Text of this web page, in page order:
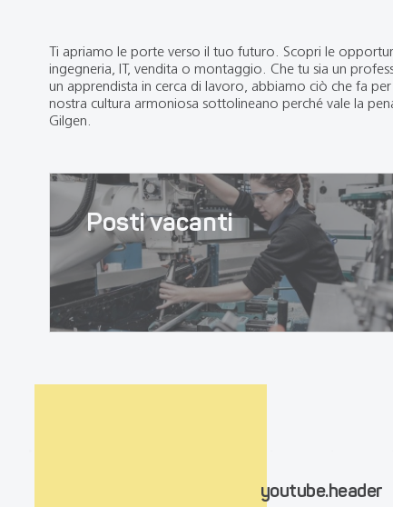
Ti apriamo le porte verso il tuo futuro. Scopri le
ingegneria, IT, vendita o montaggio. Che tu sia un
un apprendista in cerca di lavoro, abbiamo ciò che fa
nostra cultura armoniosa sottolineano perché vale la
Gilgen.
Posti vacanti
youtube.header